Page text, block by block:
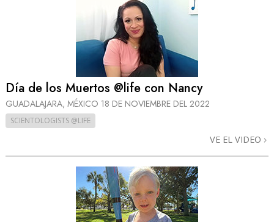
Día de los Muertos @life con Nancy
GUADALAJARA, MÉXICO 18 DE NOVIEMBRE DEL 2022
SCIENTOLOGISTS @LIFE
VE EL VIDEO